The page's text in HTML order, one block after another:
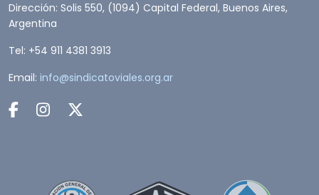
Dirección: Solis 550, (1094) Capital Federal, Buenos Aires,
Argentina
Tel: +54 911 4381 3913
Email: info@sindicatoviales.org.ar